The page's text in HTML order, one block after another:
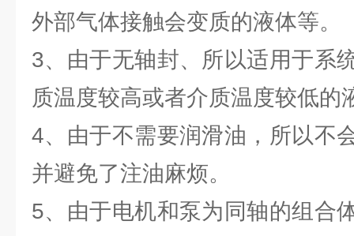
外部气体接触会变质的液体等。
3、由于无轴封、所以适用于系
质温度较高或者介质温度较低的
4、由于不需要润滑油，所以不
并避免了注油麻烦。
5、由于电机和泵为同轴的组合